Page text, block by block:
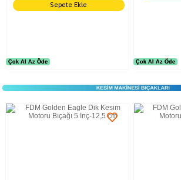
Sepete Ekle
Çok Al Az Öde
Çok Al Az Öde Çok Al Az Öde
Çok Al Az Öde